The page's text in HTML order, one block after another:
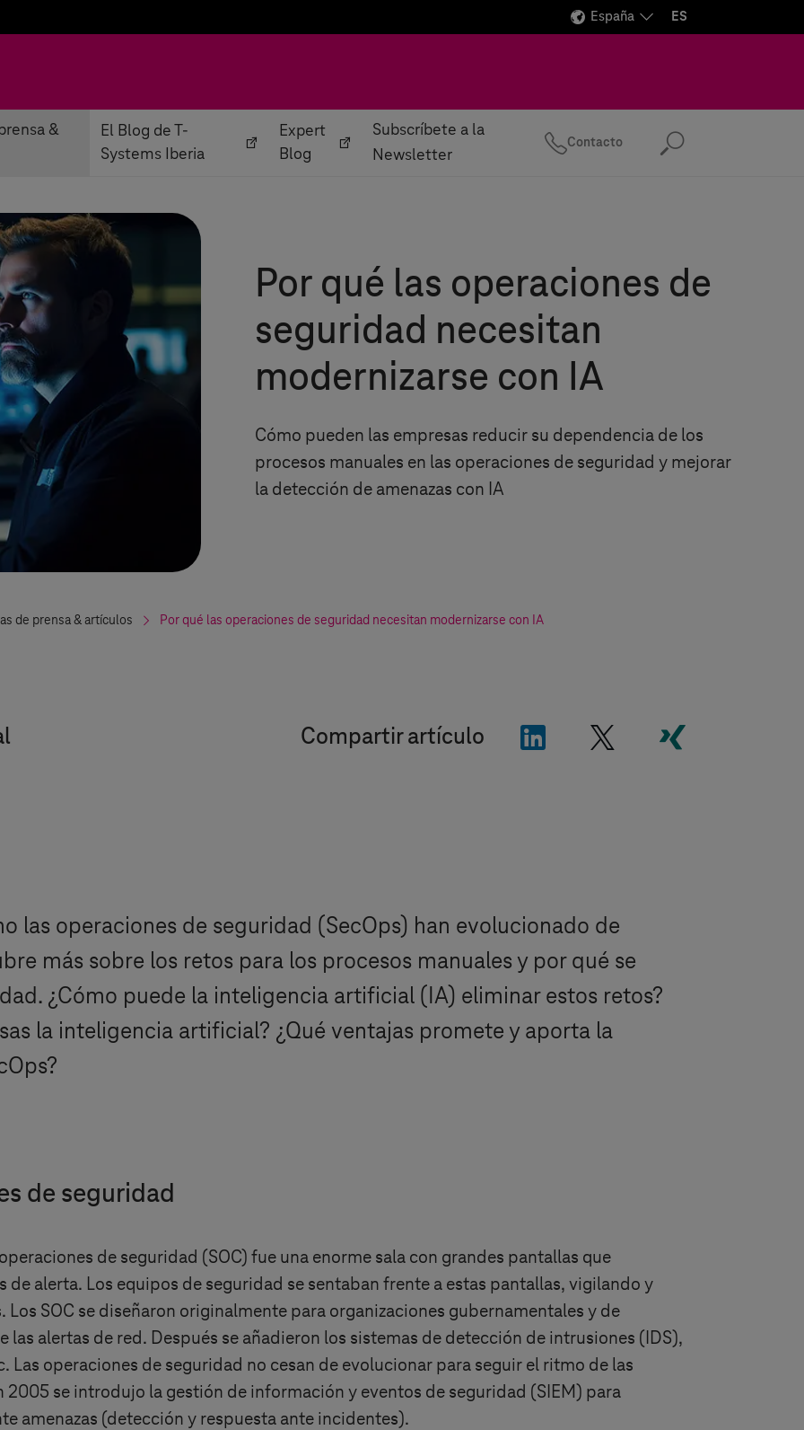
España ES
&
El Blog de T-
Systems Iberia
Expert
Blog
Subscríbete a la
Newsletter
Contacto Buscar
Por qué las operaciones de
seguridad necesitan
modernizarse con IA
Cómo pueden las empresas reducir su dependencia de los
procesos manuales en las operaciones de seguridad y mejorar
la detección de amenazas con IA
de prensa & artículos Por qué las operaciones de seguridad necesitan modernizarse con IA
Compartir artículo "LinkedIn"
las operaciones de seguridad (SecOps) han evolucionado de
más sobre los retos para los procesos manuales y por qué se
¿Cómo puede la inteligencia artificial (IA) eliminar estos retos?
la inteligencia artificial? ¿Qué ventajas promete y aporta la
de seguridad
de seguridad (SOC) fue una enorme sala con grandes pantallas que
alerta. Los equipos de seguridad se sentaban frente a estas pantallas, vigilando y
SOC se diseñaron originalmente para organizaciones gubernamentales y de
las alertas de red. Después se añadieron los sistemas de detección de intrusiones (IDS),
operaciones de seguridad no cesan de evolucionar para seguir el ritmo de las
2005 se introdujo la gestión de información y eventos de seguridad (SIEM) para
amenazas (detección y respuesta ante incidentes).